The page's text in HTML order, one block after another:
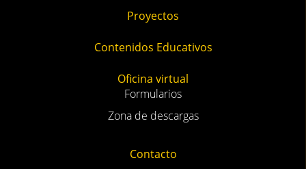
Proyectos
Contenidos Educativos
Oficina virtual
Formularios
Zona de descargas
Contacto